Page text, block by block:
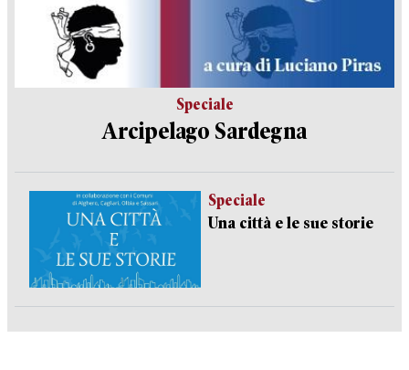
Speciale
Arcipelago Sardegna
Speciale
Una città e le sue storie